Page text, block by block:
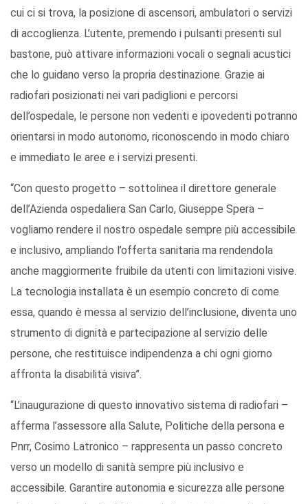
cui ci si trova, la posizione di ascensori, ambulatori o servizi
di accoglienza. L’utente, premendo i pulsanti presenti sul
bastone, può attivare informazioni vocali o segnali acustici
che lo guidano verso la propria destinazione. Grazie ai
radiofari posizionati nei vari padiglioni e percorsi
dell’ospedale, le persone non vedenti e ipovedenti potranno
orientarsi in modo autonomo, riconoscendo in modo chiaro
e immediato le aree e i servizi presenti.
“Con questo progetto – sottolinea il direttore generale
dell’Azienda ospedaliera San Carlo, Giuseppe Spera –
vogliamo rendere il nostro ospedale sempre più accessibile
e inclusivo, ampliando l’offerta sanitaria ma rendendola
anche maggiormente fruibile da utenti con limitazioni visive.
La tecnologia installata è un esempio concreto di come
essa, quando è messa al servizio dell’inclusione, diventa uno
strumento di dignità e partecipazione al servizio delle
persone, che restituisce indipendenza a chi ogni giorno
affronta la disabilità visiva”.
“L’inaugurazione di questo innovativo sistema di radiofari –
afferma l’assessore alla Salute, Politiche della persona e
Pnrr, Cosimo Latronico – rappresenta un passo concreto
verso un modello di sanità sempre più inclusivo e
accessibile. Garantire autonomia e sicurezza alle persone